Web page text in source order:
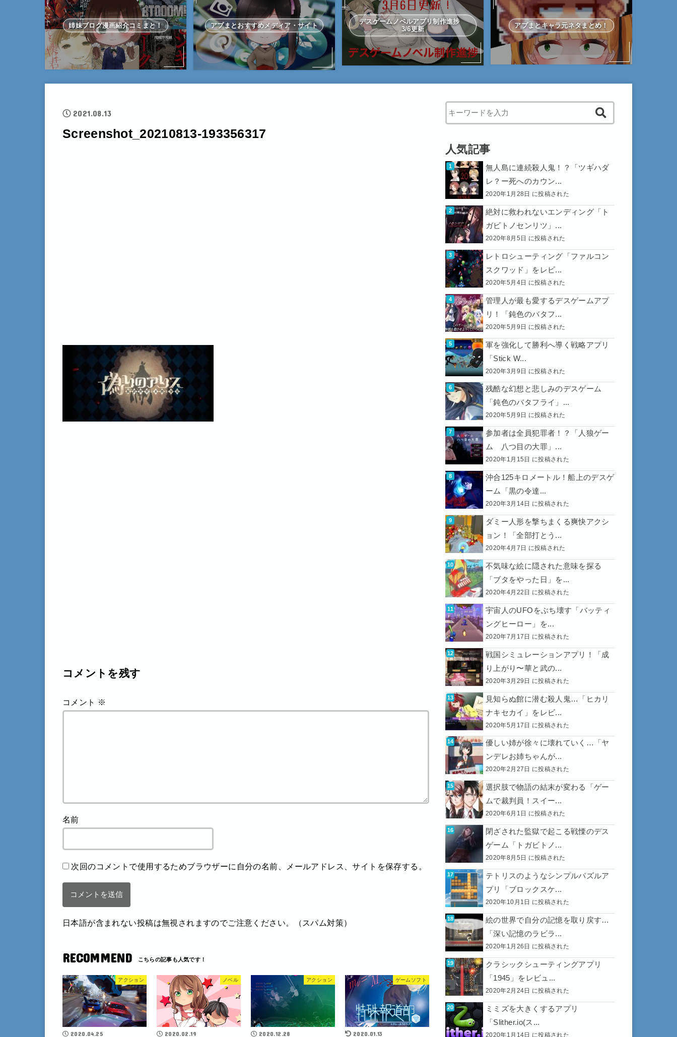
姉妹ブログ漫画紹介コミまと！ アプまとおすすめメディア・サイト
デスゲームノベルアプリ制作進捗
3/6更新
アプまとキャラ元ネタまとめ！
2021.08.13
Screenshot_20210813-193356317
コメントを残す
コメント ※
名前
次回のコメントで使用するためブラウザーに自分の名前、メールアドレス、サイトを保存する。
日本語が含まれない投稿は無視されますのでご注意ください。（スパム対策）
RECOMMEND
アクション
2020.04.25
ノベル
2020.02.19
アクション
2020.12.28
ゲームソフト
2020.01.13
When autocomplete results are available use up and down
人気記事
無人島に連続殺人鬼！？「ツギハダ
レ？ー死へのカウン...
2020年1月28日 に投稿された
絶対に救われないエンディング「ト
ガビトノセンリツ」...
2020年8月5日 に投稿された
レトロシューティング「ファルコン
スクワッド」をレビ...
2020年5月4日 に投稿された
管理人が最も愛するデスゲームアプ
リ！「鈍色のバタフ...
2020年5月9日 に投稿された
軍を強化して勝利へ導く戦略アプリ
「Stick W...
2020年3月9日 に投稿された
残酷な幻想と悲しみのデスゲーム
「鈍色のバタフライ」...
2020年5月9日 に投稿された
参加者は全員犯罪者！？「人狼ゲー
ム 八つ目の大罪」...
2020年1月15日 に投稿された
沖合125キロメートル！船上のデスゲ
ーム「黒の令達...
2020年3月14日 に投稿された
ダミー人形を撃ちまくる爽快アクシ
ョン！「全部打とう...
2020年4月7日 に投稿された
不気味な絵に隠された意味を探る
「ブタをやった日」を...
2020年4月22日 に投稿された
宇宙人のUFOをぶち壊す「バッティ
ングヒーロー」を...
2020年7月17日 に投稿された
戦国シミュレーションアプリ！「成
り上がり〜華と武の...
2020年3月29日 に投稿された
見知らぬ館に潜む殺人鬼…「ヒカリ
ナキセカイ」をレビ...
2020年5月17日 に投稿された
優しい姉が徐々に壊れていく…「ヤ
ンデレお姉ちゃんが...
2020年2月27日 に投稿された
選択肢で物語の結末が変わる「ゲー
ムで裁判員！スイー...
2020年6月1日 に投稿された
閉ざされた監獄で起こる戦慄のデス
ゲーム「トガビトノ...
2020年8月5日 に投稿された
テトリスのようなシンプルパズルア
プリ「ブロックスケ...
2020年10月1日 に投稿された
絵の世界で自分の記憶を取り戻す…
「深い記憶のラビラ...
2020年1月26日 に投稿された
クラシックシューティングアプリ
「1945」をレビュ...
2020年2月24日 に投稿された
ミミズを大きくするアプリ
「Slither.io(ス...
2020年1月14日 に投稿された